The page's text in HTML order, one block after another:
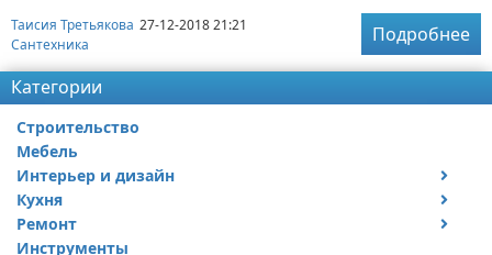
Таисия Третьякова 27-12-2018 21:21
Сантехника
Подробнее
Категории
Строительство
Мебель
Интерьер и дизайн
Дизайн дачи
Дизайн квартиры
Кухня
Посуда
Ремонт
Ремонт дачи
Инструменты